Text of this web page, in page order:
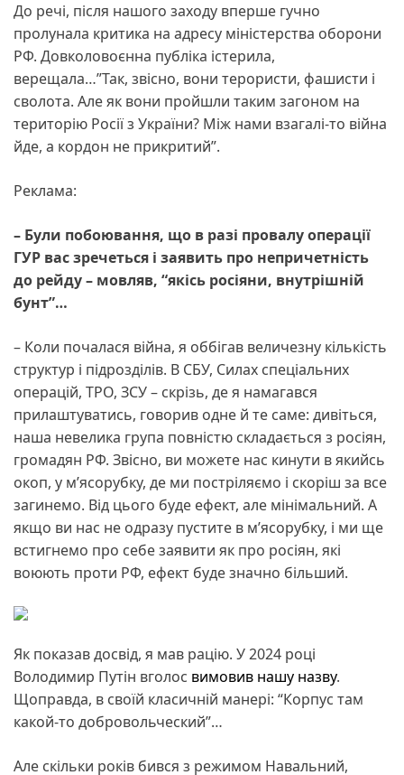
До речі, після нашого заходу вперше гучно
пролунала критика на адресу міністерства оборони
РФ. Довколовоєнна публіка істерила,
верещала…”Так, звісно, вони терористи, фашисти і
сволота. Але як вони пройшли таким загоном на
територію Росії з України? Між нами взагалі-то війна
йде, а кордон не прикритий”.
Реклама:
– Були побоювання, що в разі провалу операції
ГУР вас зречеться і заявить про непричетність
до рейду – мовляв, “якісь росіяни, внутрішній
бунт”…
– Коли почалася війна, я оббігав величезну кількість
структур і підрозділів. В СБУ, Силах спеціальних
операцій, ТРО, ЗСУ – скрізь, де я намагався
прилаштуватись, говорив одне й те саме: дивіться,
наша невелика група повністю складається з росіян,
громадян РФ. Звісно, ви можете нас кинути в якийсь
окоп, у м’ясорубку, де ми постріляємо і скоріш за все
загинемо. Від цього буде ефект, але мінімальний. А
якщо ви нас не одразу пустите в м’ясорубку, і ми ще
встигнемо про себе заявити як про росіян, які
воюють проти РФ, ефект буде значно більший.
Як показав досвід, я мав рацію. У 2024 році
Володимир Путін вголос вимовив нашу назву.
Щоправда, в своїй класичній манері: “Корпус там
какой-то добровольческий”…
Але скільки років бився з режимом Навальний,